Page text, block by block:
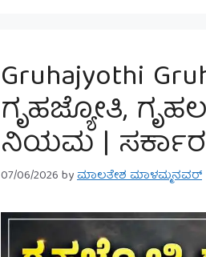
Gruhajyothi
ಗೃಹಜ್ಯೋತಿ,
ನಿಯಮ |
07/06/2026byಮಾಲತೇಶ ಮಾಳಮ್ಮನವರ್